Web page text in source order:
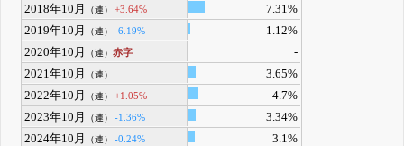
2018年10月
（連） +3.64%
7.31%
2019年10月
（連） -6.19%
1.12%
2020年10月
（連）赤字
-
2021年10月
（連）
3.65%
2022年10月
（連） +1.05%
4.7%
2023年10月
（連） -1.36%
3.34%
2024年10月
（連） -0.24%
3.1%